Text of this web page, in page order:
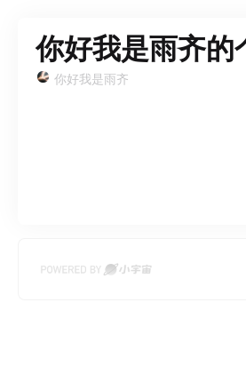
你好我是雨齐的
你好我是雨齐